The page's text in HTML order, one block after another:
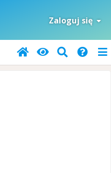
Zaloguj się